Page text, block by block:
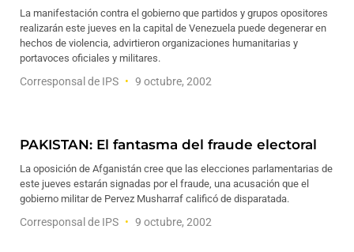
La manifestación contra el gobierno que partidos y grupos opositores
realizarán este jueves en la capital de Venezuela puede degenerar en
hechos de violencia, advirtieron organizaciones humanitarias y
portavoces oficiales y militares.
Corresponsal de IPS 9 octubre, 2002
PAKISTAN: El fantasma del fraude electoral
La oposición de Afganistán cree que las elecciones parlamentarias de
este jueves estarán signadas por el fraude, una acusación que el
gobierno militar de Pervez Musharraf calificó de disparatada.
Corresponsal de IPS 9 octubre, 2002